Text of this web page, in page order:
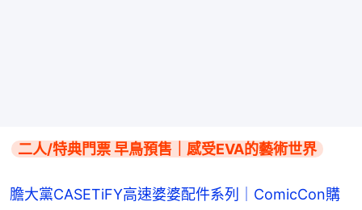
二人/特典門票 早鳥預售｜感受EVA的藝術世界
膽大黨CASETiFY高速婆婆配件系列｜ComicCon購